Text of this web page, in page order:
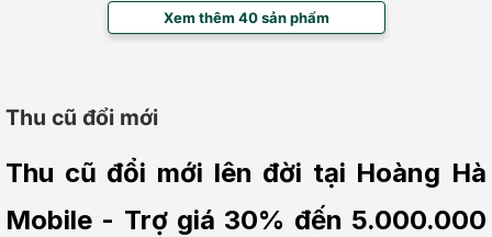
Xem thêm 40 sản phẩm
Thu cũ đổi mới
Thu cũ đổi mới lên đời tại Hoàng Hà
Mobile - Trợ giá 30% đến 5.000.000